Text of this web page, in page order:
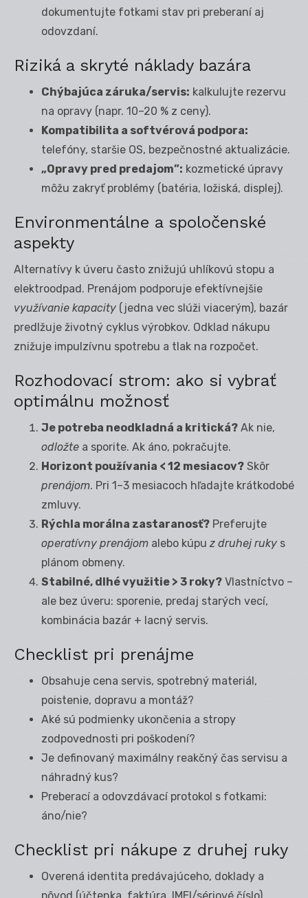
dokumentujte fotkami stav pri preberaní aj
odovzdaní.
Riziká a skryté náklady bazára
Chýbajúca záruka/servis: kalkulujte rezervu
na opravy (napr. 10–20 % z ceny).
Kompatibilita a softvérová podpora:
telefóny, staršie OS, bezpečnostné aktualizácie.
„Opravy pred predajom”: kozmetické úpravy
môžu zakryť problémy (batéria, ložiská, displej).
Environmentálne a spoločenské
aspekty
Alternatívy k úveru často znižujú uhlíkovú stopu a
elektroodpad. Prenájom podporuje efektívnejšie
využívanie kapacity (jedna vec slúži viacerým), bazár
predlžuje životný cyklus výrobkov. Odklad nákupu
znižuje impulzívnu spotrebu a tlak na rozpočet.
Rozhodovací strom: ako si vybrať
optimálnu možnosť
Je potreba neodkladná a kritická? Ak nie,
odložte a sporite. Ak áno, pokračujte.
Horizont používania < 12 mesiacov? Skôr
prenájom. Pri 1–3 mesiacoch hľadajte krátkodobé
zmluvy.
Rýchla morálna zastaranosť? Preferujte
operatívny prenájom alebo kúpuz druhej ruky s
plánom obmeny.
Stabilné, dlhé využitie > 3 roky? Vlastníctvo –
ale bez úveru: sporenie, predaj starých vecí,
kombinácia bazár + lacný servis.
Checklist pri prenájme
Obsahuje cena servis, spotrebný materiál,
poistenie, dopravu a montáž?
Aké sú podmienky ukončenia a stropy
zodpovednosti pri poškodení?
Je definovaný maximálny reakčný čas servisu a
náhradný kus?
Preberací a odovzdávací protokol s fotkami:
áno/nie?
Checklist pri nákupe z druhej ruky
Overená identita predávajúceho, doklady a